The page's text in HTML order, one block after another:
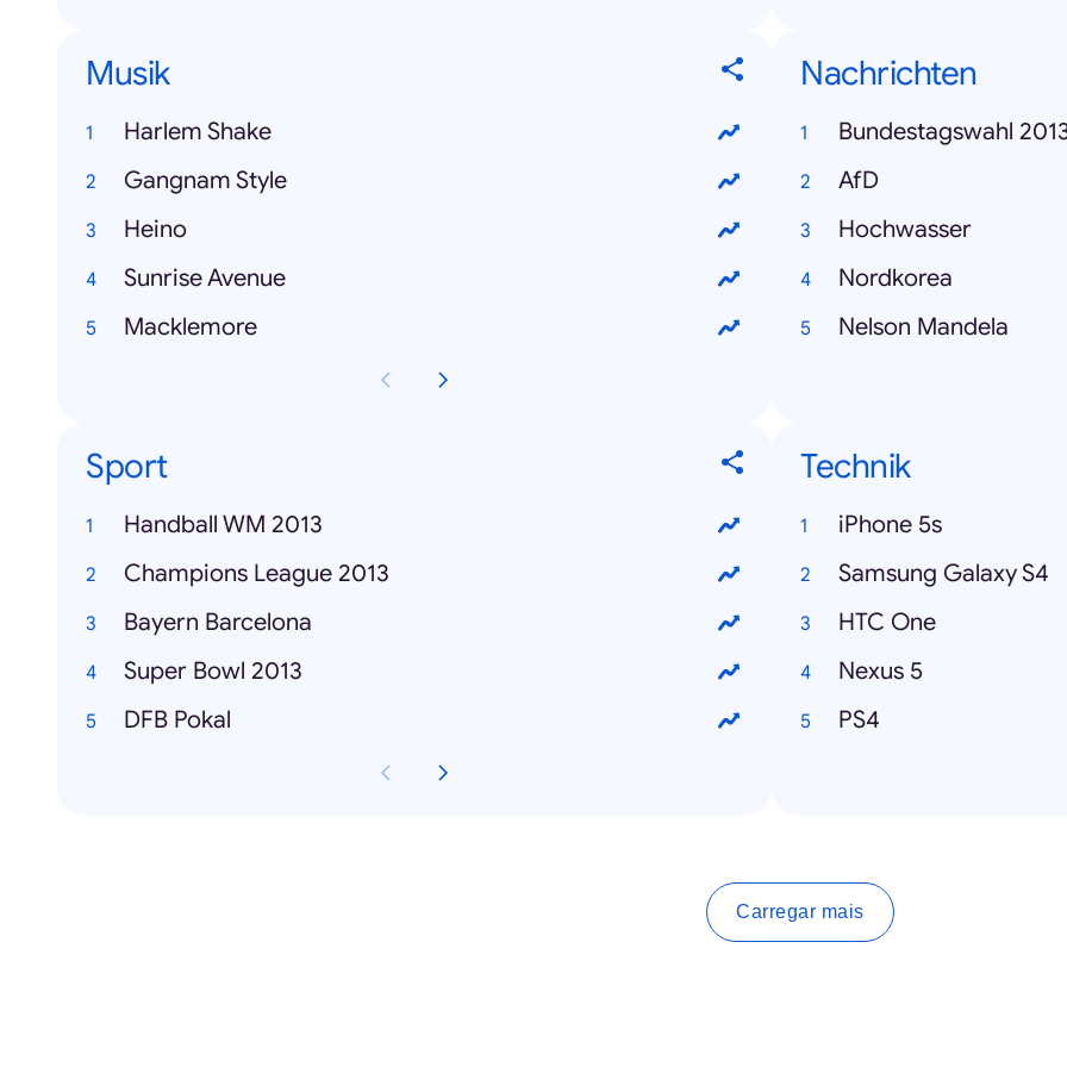
Musik
Harlem Shake
Gangnam Style
Heino
Sunrise Avenue
Macklemore
Nachrichten
Bundestagswahl
AfD
Hochwasser
Nordkorea
Nelson Mandela
Sport
Handball WM 2013
Champions League 2013
Bayern Barcelona
Super Bowl 2013
DFB Pokal
Technik
iPhone 5s
Samsung Galaxy S4
HTC One
Nexus 5
PS4
Carregar mais